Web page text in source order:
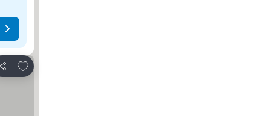
Teilen
Zu Favoriten hinzufügen